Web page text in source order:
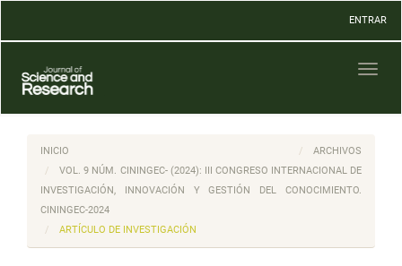
Contenido
Barra
lateral
ENTRAR
INICIO
ARCHIVOS
VOL. 9 NÚM. CININGEC- (2024): III CONGRESO INTERNACIONAL DE
INVESTIGACIÓN, INNOVACIÓN Y GESTIÓN DEL CONOCIMIENTO.
CININGEC-2024
ARTÍCULO DE INVESTIGACIÓN